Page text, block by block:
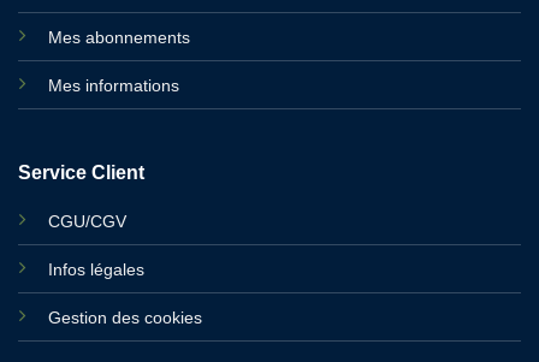
Mes abonnements
Mes informations
Service Client
CGU/CGV
Infos légales
Gestion des cookies